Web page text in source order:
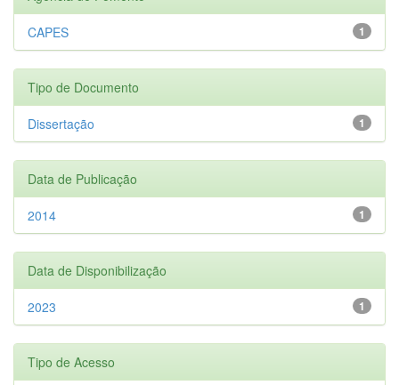
1
CAPES
Tipo de Documento
1
Dissertação
Data de Publicação
1
2014
Data de Disponibilização
1
2023
Tipo de Acesso